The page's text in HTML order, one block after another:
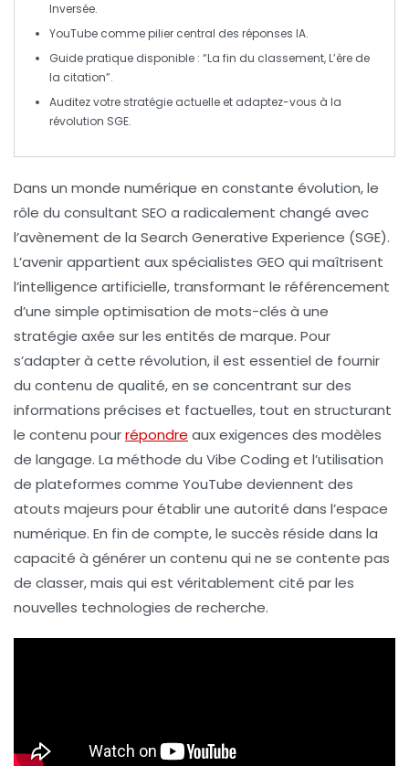
Inversée.
YouTube comme pilier central des réponses IA.
Guide pratique disponible : “La fin du classement, L’ère de
la citation”.
Auditezvotre stratégie actuelle et adaptez-vous à la
révolution SGE.
Dans un monde numérique en constante évolution, le
rôle du consultant SEO a radicalement changé avec
l’avènement de la Search Generative Experience (SGE).
L’avenir appartient aux spécialistes GEO qui maîtrisent
l’intelligence artificielle, transformant le référencement
d’une simple optimisation de mots-clés à une
stratégie axée sur les entités de marque. Pour
s’adapter à cette révolution, il est essentiel de fournir
du contenu de qualité, en se concentrant sur des
informations précises et factuelles, tout en structurant
le contenu pourrépondre aux exigences des modèles
de langage. La méthode du Vibe Coding et l’utilisation
de plateformes comme YouTube deviennent des
atouts majeurs pour établir une autorité dans l’espace
numérique. En fin de compte, le succès réside dans la
capacité à générer un contenu qui ne se contente pas
de classer, mais qui est véritablement cité par les
nouvelles technologies de recherche.